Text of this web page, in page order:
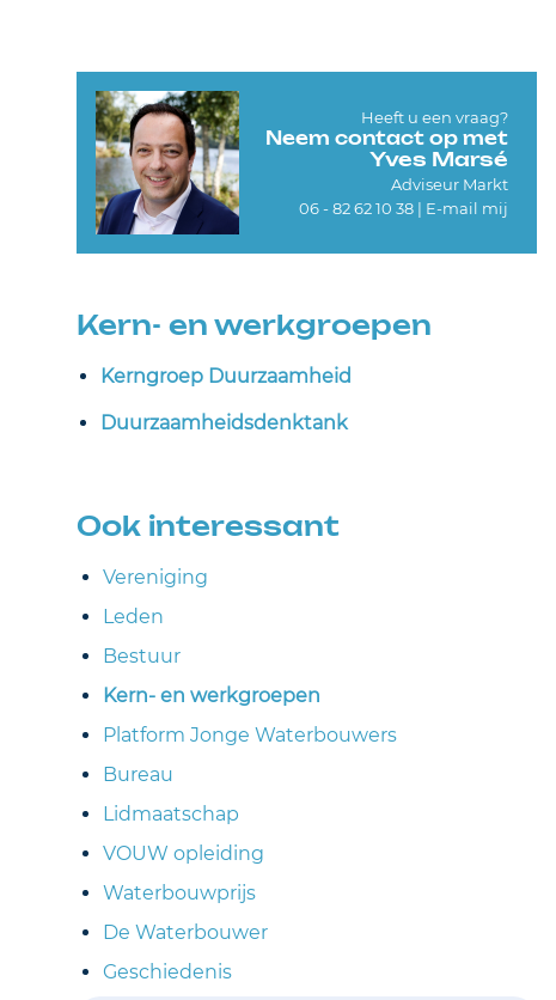
Heeft u een vraag?
Neem contact op met
Yves Marsé
Adviseur Markt
06 - 82 62 10 38 | E-mail mij
Kern- en werkgroepen
Kerngroep Duurzaamheid
Duurzaamheidsdenktank
Ook interessant
Vereniging
Leden
Bestuur
Kern- en werkgroepen
Platform Jonge Waterbouwers
Bureau
Lidmaatschap
VOUW opleiding
Waterbouwprijs
De Waterbouwer
Geschiedenis